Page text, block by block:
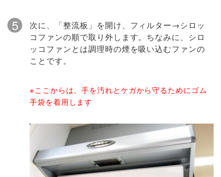
5
次に、「整流板」を開け、フィルター→シロッ
コファンの順で取り外します。ちなみに、シロ
ッコファンとは調理時の煙を吸い込むファンの
ことです。
※ここからは、手を汚れとケガから守るためにゴム
手袋を着用します